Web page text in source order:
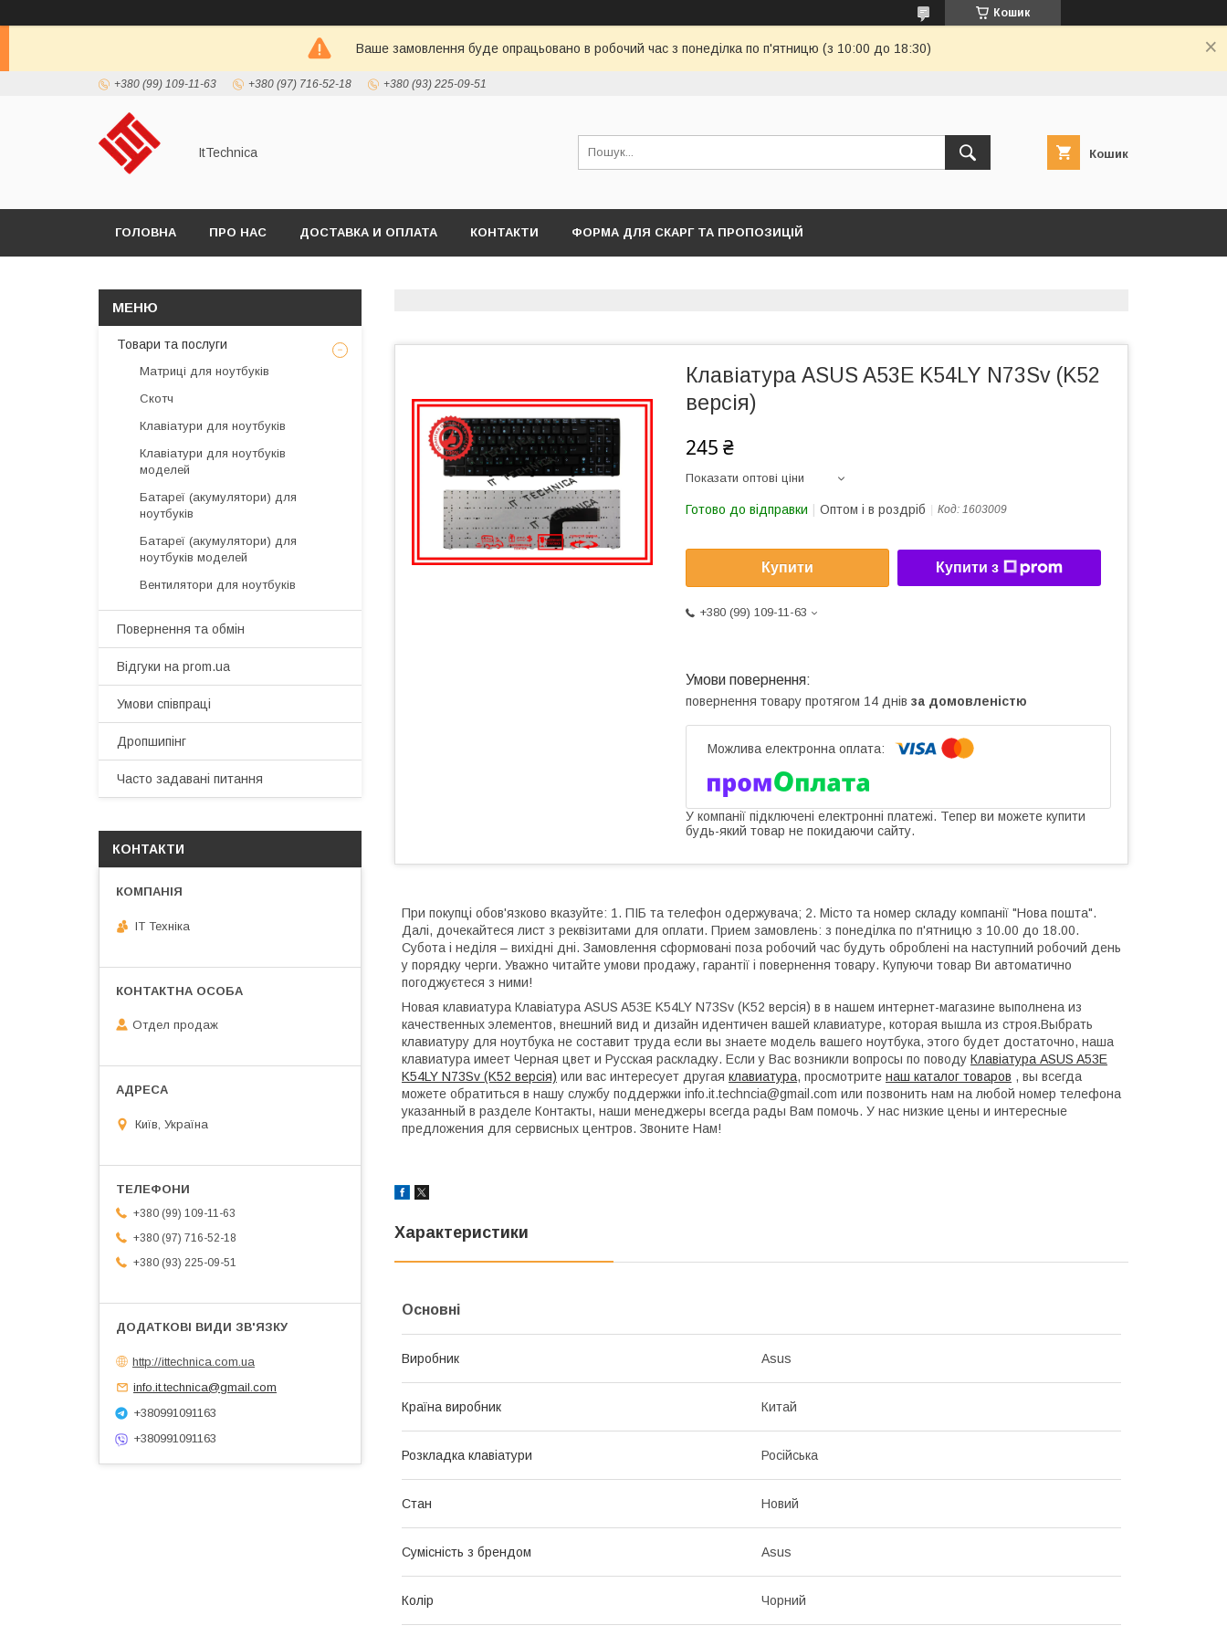
Кошик
Ваше замовлення буде опрацьовано в робочий час з понеділка по п'ятницю (з 10:00 до 18:30)
+380 (99) 109-11-63 +380 (97) 716-52-18 +380 (93) 225-09-51
ItTechnica Кошик
ГОЛОВНА ПРО НАС ДОСТАВКА И ОПЛАТА КОНТАКТИ ФОРМА ДЛЯ СКАРГ ТА ПРОПОЗИЦІЙ
Клавіатура ASUS A53E K54LY N73Sv (K52
версія)
245 ₴
Показати оптові ціни
Готово до відправки Оптом і в роздріб Код: 1603009
Купити Купити з
+380 (99) 109-11-63
повернення товару протягом 14 днів за домовленістю
У компанії підключені електронні платежі. Тепер ви можете купити
будь-який товар не покидаючи сайту.
При покупці обов'язково вказуйте: 1. ПІБ та телефон одержувача; 2. Місто та номер складу компанії "Нова пошта".
Далі, дочекайтеся лист з реквізитами для оплати. Прием замовлень: з понеділка по п'ятницю з 10.00 до 18.00.
Субота і неділя – вихідні дні. Замовлення сформовані поза робочий час будуть оброблені на наступний робочий день
у порядку черги. Уважно читайте умови продажу, гарантії і повернення товару. Купуючи товар Ви автоматично
погоджуєтеся з ними!
Новая клавиатура Клавіатура ASUS A53E K54LY N73Sv (K52 версія) в в нашем интернет-магазине выполнена из
качественных элементов, внешний вид и дизайн идентичен вашей клавиатуре, которая вышла из строя.Выбрать
клавиатуру для ноутбука не составит труда если вы знаете модель вашего ноутбука, этого будет достаточно, наша
клавиатура имеет Черная цвет и Русская раскладку. Если у Вас возникли вопросы по поводу Клавіатура ASUS A53E
K54LY N73Sv (K52 версія) или вас интересует другая клавиатура, просмотрите наш каталог товаров , вы всегда
можете обратиться в нашу службу поддержки info.it.techncia@gmail.com или позвонить нам на любой номер телефона
указанный в разделе Контакты, наши менеджеры всегда рады Вам помочь. У нас низкие цены и интересные
предложения для сервисных центров. Звоните Нам!
Характеристики
Основні
Виробник Asus
Країна виробник Китай
Розкладка клавіатури Російська
Стан Новий
Сумісність з брендом Asus
Колір Чорний
Товари та послуги
Матриці для ноутбуків
Скотч
Клавіатури для ноутбуків
Клавіатури для ноутбуків
моделей
Батареї (акумулятори) для
ноутбуків
Батареї (акумулятори) для
ноутбуків моделей
Вентилятори для ноутбуків
Повернення та обмін
Відгуки на prom.ua
Умови співпраці
Дропшипінг
Часто задавані питання
КОНТАКТИ
IT Техніка
Отдел продаж
Київ, Україна
+380 (99) 109-11-63
+380 (97) 716-52-18
+380 (93) 225-09-51
http://ittechnica.com.ua
info.it.technica@gmail.com
+380991091163
+380991091163